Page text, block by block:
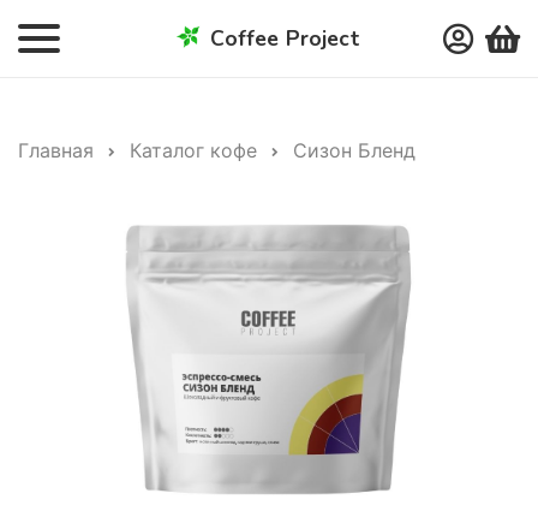
Coffee Project
Главная Каталог кофе Сизон Бленд